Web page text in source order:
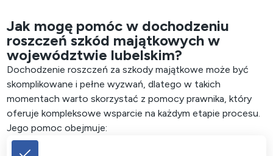
Jak mogę pomóc w dochodzeniu
roszczeń szkód majątkowych w
województwie lubelskim?
Dochodzenie roszczeń za szkody majątkowe może być
skomplikowane i pełne wyzwań, dlatego w takich
momentach warto skorzystać z pomocy prawnika, który
oferuje kompleksowe wsparcie na każdym etapie procesu.
Jego pomoc obejmuje: